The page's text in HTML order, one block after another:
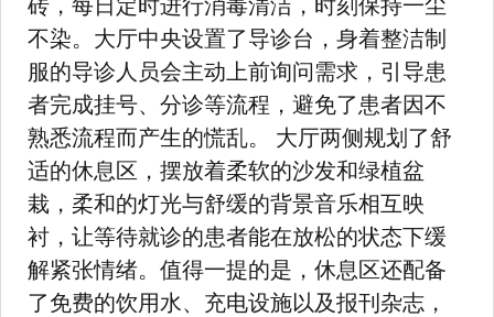
砖，每日定时进行消毒清洁，时刻保持一尘
不染。大厅中央设置了导诊台，身着整洁制
服的导诊人员会主动上前询问需求，引导患
者完成挂号、分诊等流程，避免了患者因不
熟悉流程而产生的慌乱。 大厅两侧规划了舒
适的休息区，摆放着柔软的沙发和绿植盆
栽，柔和的灯光与舒缓的背景音乐相互映
衬，让等待就诊的患者能在放松的状态下缓
解紧张情绪。值得一提的是，休息区还配备
了免费的饮用水、充电设施以及报刊杂志，